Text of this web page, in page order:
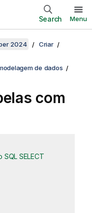
Search Menu
2024
Criar
de dados
com
SELECT